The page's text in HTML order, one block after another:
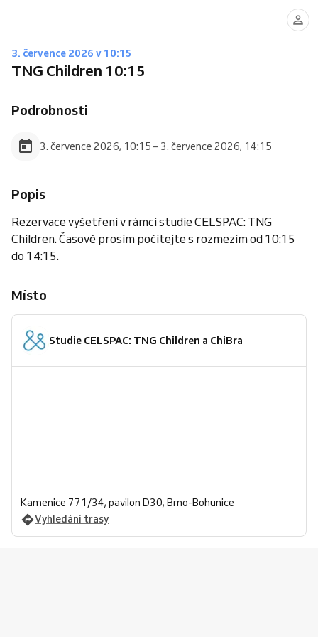
3. července 2026 v 10:15
TNG Children 10:15
Podrobnosti
3. července 2026, 10:15 – 3. července 2026, 14:15
Popis
Rezervace vyšetření v rámci studie CELSPAC: TNG
Children. Časově prosím počítejte s rozmezím od 10:15
do 14:15.
Místo
Studie CELSPAC: TNG Children a ChiBra
Kamenice 771/34, pavilon D30, Brno-Bohunice
Vyhledání trasy